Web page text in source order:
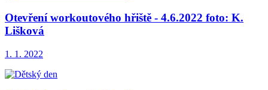
Otevření workoutového hřiště - 4.6.2022 foto: K.
Lišková
1. 1. 2022